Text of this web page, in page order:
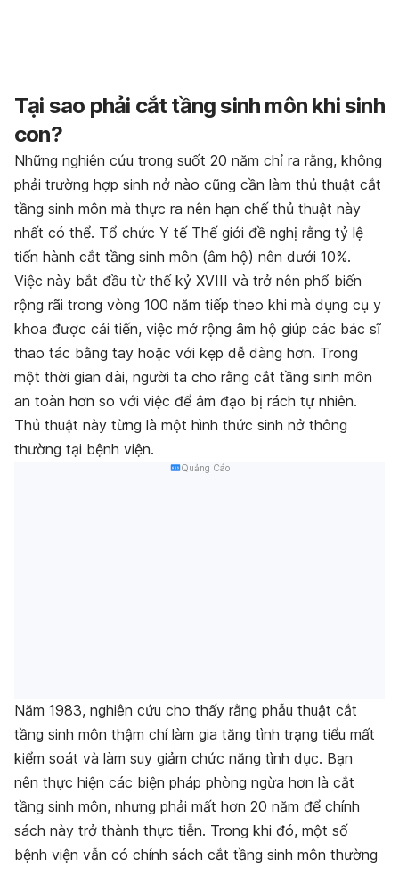
Tại sao phải cắt tầng sinh môn khi sinh
con?
Những nghiên cứu trong suốt 20 năm chỉ ra rằng, không
phải trường hợp sinh nở nào cũng cần làm thủ thuật cắt
tầng sinh môn mà thực ra nên hạn chế thủ thuật này
nhất có thể. Tổ chức Y tế Thế giới đề nghị rằng tỷ lệ
tiến hành cắt tầng sinh môn (âm hộ) nên dưới 10%.
Việc này bắt đầu từ thế kỷ XVIII và trở nên phổ biến
rộng rãi trong vòng 100 năm tiếp theo khi mà dụng cụ y
khoa được cải tiến, việc mở rộng âm hộ giúp các bác sĩ
thao tác bằng tay hoặc với kẹp dễ dàng hơn. Trong
một thời gian dài, người ta cho rằng cắt tầng sinh môn
an toàn hơn so với việc để âm đạo bị rách tự nhiên.
Thủ thuật này từng là một hình thức sinh nở thông
thường tại bệnh viện.
Quảng Cáo
Năm 1983, nghiên cứu cho thấy rằng phẫu thuật cắt
tầng sinh môn thậm chí làm gia tăng tình trạng tiểu mất
kiểm soát và làm suy giảm chức năng tình dục. Bạn
nên thực hiện các biện pháp phòng ngừa hơn là cắt
tầng sinh môn, nhưng phải mất hơn 20 năm để chính
sách này trở thành thực tiễn. Trong khi đó, một số
bệnh viện vẫn có chính sách cắt tầng sinh môn thường